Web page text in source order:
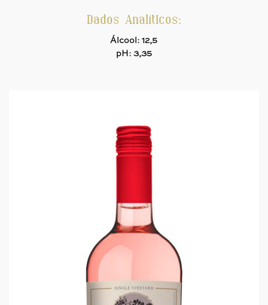
Dados Analíticos:
Álcool: 12,5
pH: 3,35